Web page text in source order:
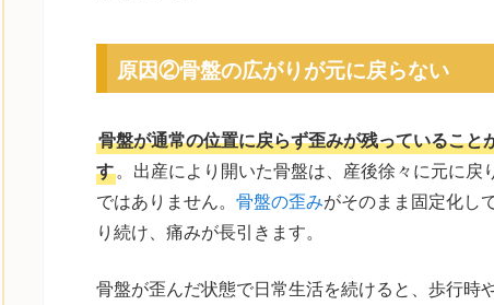
原因②骨盤の広がりが元に戻らない
骨盤が通常の位置に戻らず歪みが残っていること
す。出産により開いた骨盤は、産後徐々に元に
ではありません。 骨盤の歪みがそのまま固定化し
り続け、痛みが長引きます。
骨盤が歪んだ状態で日常生活を続けると、歩行時